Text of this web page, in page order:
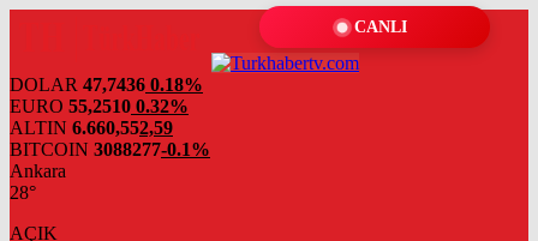
DOLAR 47,7436 0.18%
EURO 55,2510 0.32%
ALTIN 6.660,552,59
BITCOIN 3088277-0.1%
Ankara
28°
AÇIK
CANLI